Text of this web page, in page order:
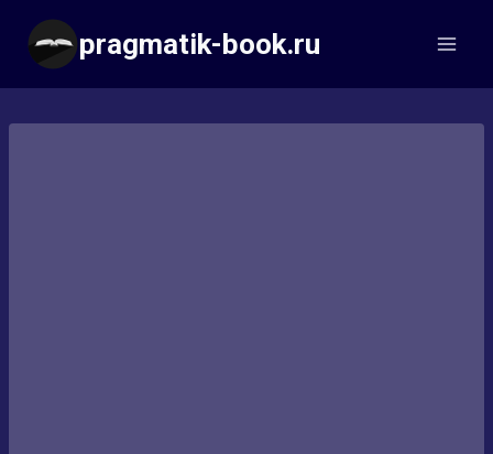
Перейти
содержимому
pragmatik-book.ru